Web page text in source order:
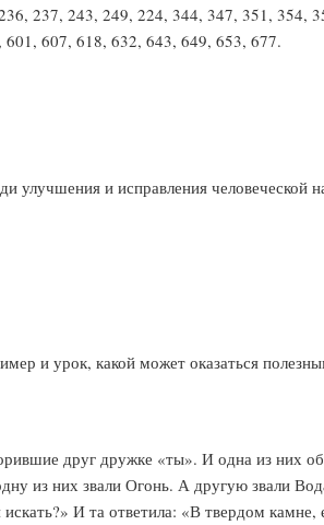
237, 243, 249, 224, 344, 347, 351, 354,
607, 618, 632, 643, 649, 653, 677.
улучшения и исправления человеческой
и урок, какой может оказаться
друг дружке «ты». И одна из них
из них звали Огонь. А другую звали
И та ответила: «В твердом камне,